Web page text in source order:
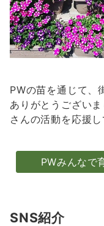
PWの苗を通じて、
ありがとうござい
さんの活動を応援し
PWみんなで
SNS紹介